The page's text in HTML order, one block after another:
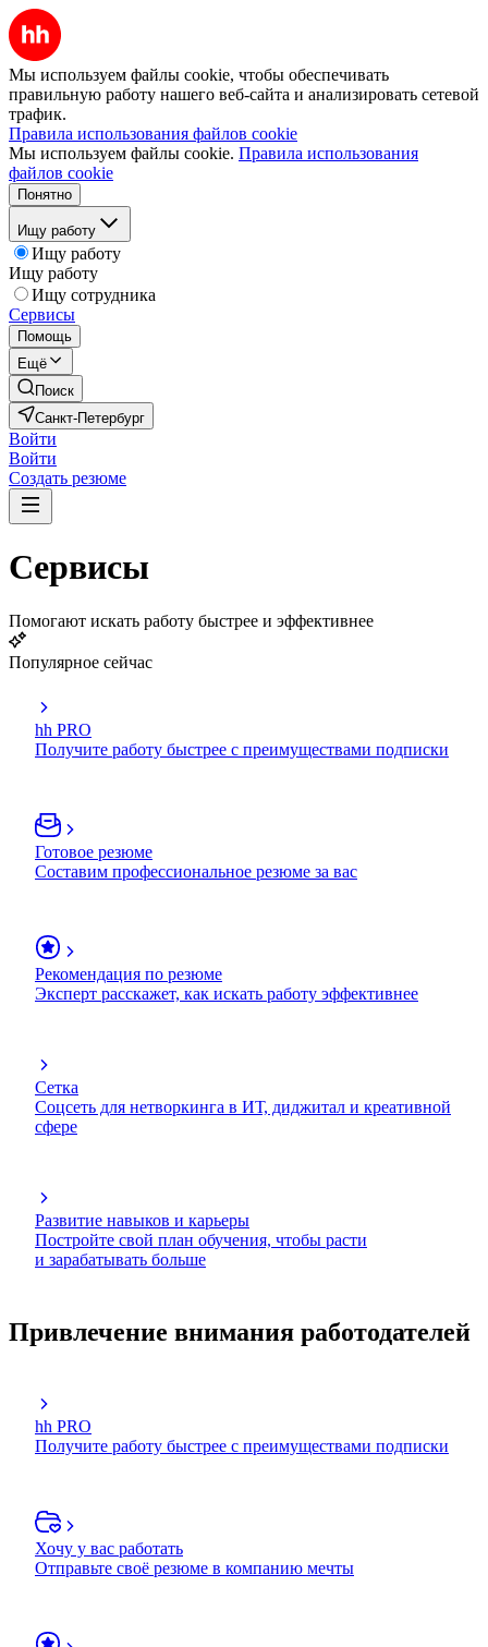
Мы используем файлы cookie, чтобы обеспечивать
правильную работу нашего веб-сайта и анализировать сетевой
трафик.
Правила использования файлов cookie
Мы используем файлы cookie. Правила использования
файлов cookie
Понятно
Ищу работу
Ищу работу
Ищу работу
Ищу сотрудника
Сервисы
Помощь
Ещё
Поиск
Санкт-Петербург
Войти
Войти
Создать резюме
Сервисы
Помогают искать работу быстрее и эффективнее
Популярное сейчас
hh PRO
Получите работу быстрее с преимуществами подписки
Готовое резюме
Составим профессиональное резюме за вас
Рекомендация по резюме
Эксперт расскажет, как искать работу эффективнее
Сетка
Соцсеть для нетворкинга в ИТ, диджитал и креативной
сфере
Развитие навыков и карьеры
Постройте свой план обучения, чтобы расти
и зарабатывать больше
Привлечение внимания работодателей
hh PRO
Получите работу быстрее с преимуществами подписки
Хочу у вас работать
Отправьте своё резюме в компанию мечты